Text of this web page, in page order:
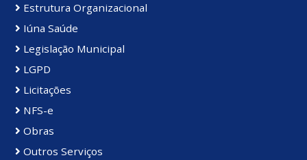
Estrutura Organizacional
Iúna Saúde
Legislação Municipal
LGPD
Licitações
NFS-e
Obras
Outros Serviços